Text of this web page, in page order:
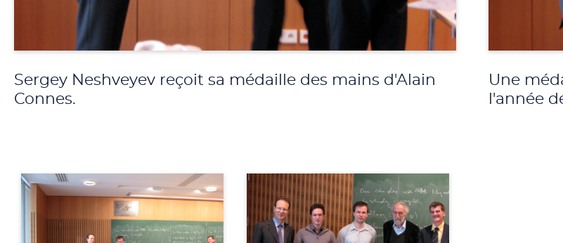
Sergey Neshveyev reçoit sa médaille des mains d'Alain
Connes.
Une
l'année